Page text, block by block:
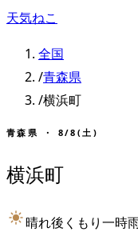
天気ねこ
全国
/青森県
/横浜町
青森県 ・ 8/8(土)
横浜町
晴れ後くもり一時